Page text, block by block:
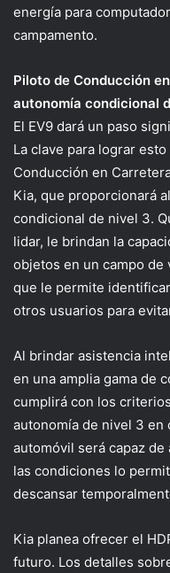
energía para
campamento.
Piloto de Conducción
autonomía condicional
El EV9 dará un paso
La clave para lograr
Conducción en
Kia, que proporcionará
condicional de nivel 3.
lidar, le brindan la
objetos en un campo
que le permite
otros usuarios para
Al brindar asistencia
en una amplia gama de
cumplirá con los
autonomía de nivel 3 en
automóvil será capaz
las condiciones lo
descansar
Kia planea ofrecer el
futuro. Los detalles